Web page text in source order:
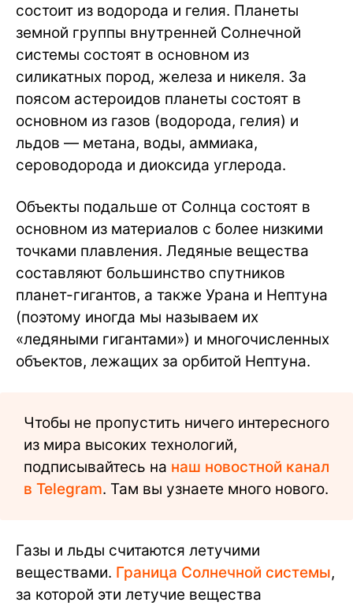
состоит из водорода и гелия. Планеты
земной группы внутренней Солнечной
системы состоят в основном из
силикатных пород, железа и никеля. За
поясом астероидов планеты состоят в
основном из газов (водорода, гелия) и
льдов — метана, воды, аммиака,
сероводорода и диоксида углерода.
Объекты подальше от Солнца состоят в
основном из материалов с более низкими
точками плавления. Ледяные вещества
составляют большинство спутников
планет-гигантов, а также Урана и Нептуна
(поэтому иногда мы называем их
«ледяными гигантами») и многочисленных
объектов, лежащих за орбитой Нептуна.
Чтобы не пропустить ничего интересного
из мира высоких технологий,
подписывайтесь на наш новостной канал
в Telegram. Там вы узнаете много нового.
Газы и льды считаются летучими
веществами. Граница Солнечной системы,
за которой эти летучие вещества